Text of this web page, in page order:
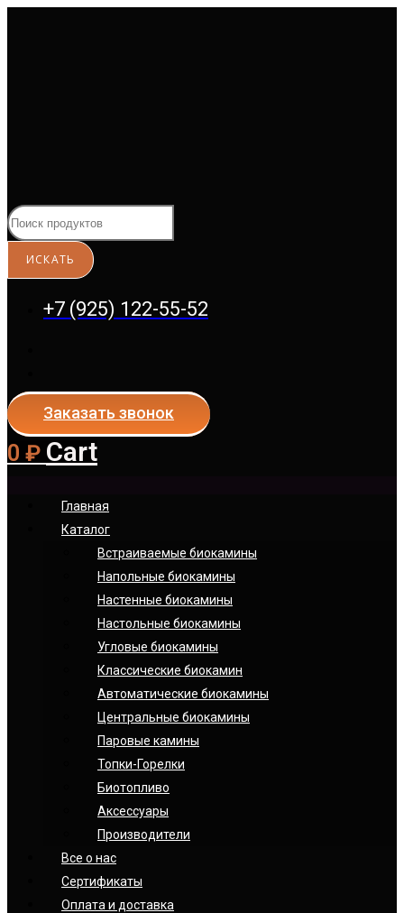
+7 (925) 122-55-52
Заказать звонок
0 ₽ Cart
Главная
Каталог
Встраиваемые биокамины
Напольные биокамины
Настенные биокамины
Настoльные биокамины
Угловые биокамины
Классические биокамин
Автоматические биокамины
Центральные биокамины
Паровые камины
Топки-Горелки
Биотопливо
Аксессуары
Производители
Все о нас
Сертификаты
Оплата и доставка